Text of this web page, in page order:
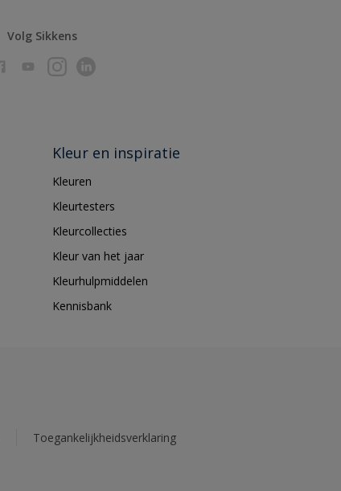
Volg Sikkens
Kleur en inspiratie
Kleuren
Kleurtesters
Kleurcollecties
Kleur van het jaar
Kleurhulpmiddelen
Kennisbank
Toegankelijkheidsverklaring